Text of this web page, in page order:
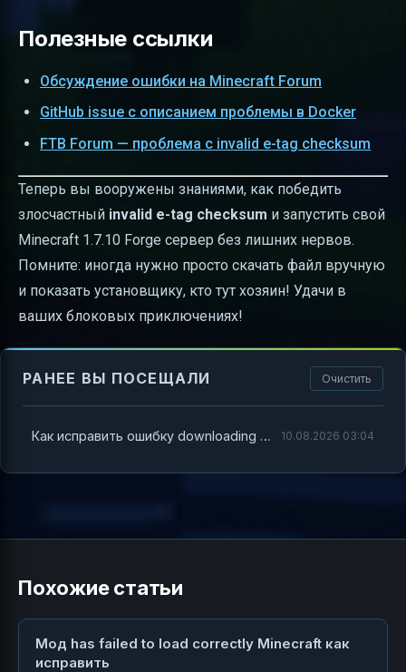
Полезные ссылки
Обсуждение ошибки на Minecraft Forum
GitHub issue с описанием проблемы в Docker
FTB Forum — проблема с invalid e-tag checksum
Теперь вы вооружены знаниями, как победить
злосчастный invalid e-tag checksum и запустить свой
Minecraft 1.7.10 Forge сервер без лишних нервов.
Помните: иногда нужно просто скачать файл вручную
и показать установщику, кто тут хозяин! Удачи в
ваших блоковых приключениях!
РАНЕЕ ВЫ ПОСЕЩАЛИ Очистить
Как исправить ошибку downloading minecraft server failed invalid e tag checksum при установке сервера Minecraft 1.7.10 Forge 10.08.2026 03:04
Похожие статьи
Мод has failed to load correctly Minecraft как
исправить